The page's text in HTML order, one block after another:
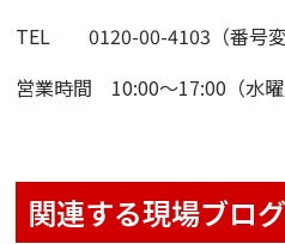
TEL 0120-00-4103（番号変
営業時間 10:00〜17:00（水曜
関連する現場ブログ